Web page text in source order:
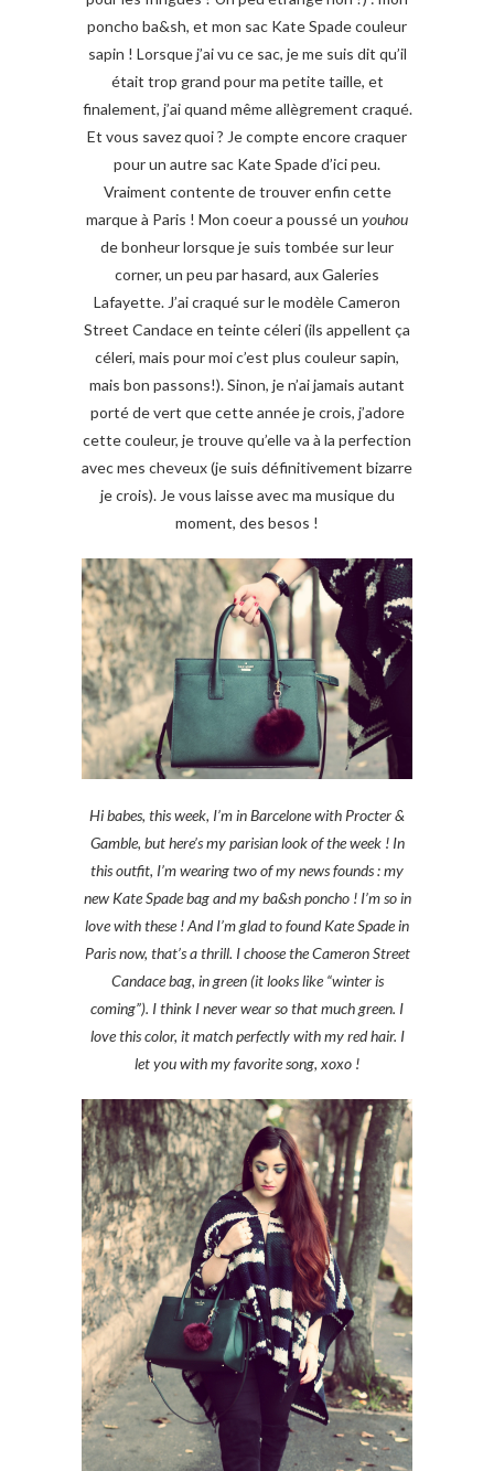
poncho ba&sh, et mon sac Kate Spade couleur
sapin ! Lorsque j’ai vu ce sac, je me suis dit qu’il
était trop grand pour ma petite taille, et
finalement, j’ai quand même allègrement craqué.
Et vous savez quoi ? Je compte encore craquer
pour un autre sac Kate Spade d’ici peu.
Vraiment contente de trouver enfin cette
marque à Paris ! Mon coeur a poussé un youhou
de bonheur lorsque je suis tombée sur leur
corner, un peu par hasard, aux Galeries
Lafayette. J’ai craqué sur le modèle Cameron
Street Candace en teinte céleri (ils appellent ça
céleri, mais pour moi c’est plus couleur sapin,
mais bon passons!). Sinon, je n’ai jamais autant
porté de vert que cette année je crois, j’adore
cette couleur, je trouve qu’elle va à la perfection
avec mes cheveux (je suis définitivement bizarre
je crois). Je vous laisse avec ma musique du
moment, des besos !
Hi babes, this week, I’m in Barcelone with Procter &
Gamble, but here’s my parisian look of the week ! In
this outfit, I’m wearing two of my news founds : my
new Kate Spade bag and my ba&sh poncho ! I’m so in
love with these ! And I’m glad to found Kate Spade in
Paris now, that’s a thrill. I choose the Cameron Street
Candace bag, in green (it looks like “winter is
coming”). I think I never wear so that much green. I
love this color, it match perfectly with my red hair. I
let you with my favorite song, xoxo !